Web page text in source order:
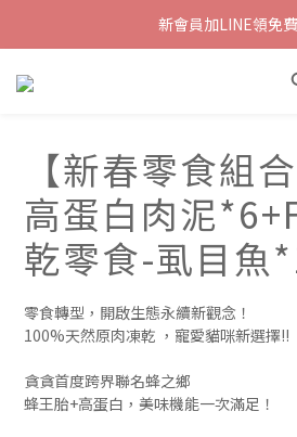
新會員加LINE領免
【新春零食組
高蛋白肉泥
乾零食-虱目魚
零食轉型，開啟生態永續新觀念！
100%天然原肉凍乾 ，寵愛貓咪新選擇!!
貪貪首度跨界聯名蜂之鄉
蜂王胎+高蛋白，美味機能一次滿足！